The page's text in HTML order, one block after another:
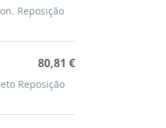
Reposição
Reposição
80,81 €